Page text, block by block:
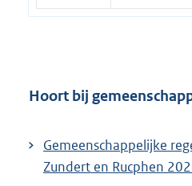
Hoort bij
Gemeenschappelijke
Zundert en Rucphen